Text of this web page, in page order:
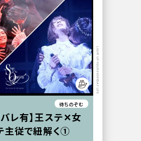
待ちのぞむ
バレ有】王ステ✕女
主従で紐解く①
LIGHT UP YOUR EVERYDAY LIFE